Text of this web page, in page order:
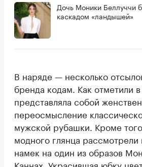
Дочь Моники Беллуччи
каскадом «ландышей»
В наряде — несколько
бренда кодам. Как отметили
представляла собой
переосмысление
мужской рубашки. Кроме
модного глянца
намек на один из образов
Каннах. Украсившая юбку